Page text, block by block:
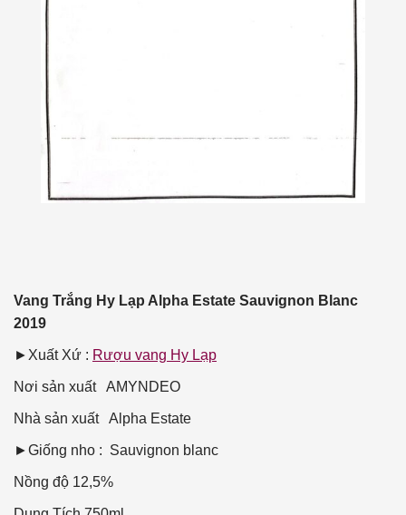
Vang Trắng Hy Lạp Alpha Estate Sauvignon Blanc
2019
►Xuất Xứ : Rượu vang Hy Lạp
Nơi sản xuất AMYNDEO
Nhà sản xuất Alpha Estate
►Giống nho : Sauvignon blanc
Nồng độ 12,5%